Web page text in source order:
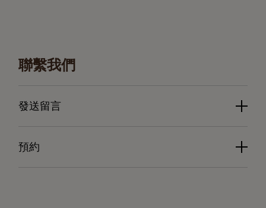
聯繫我們
發送留言
預約